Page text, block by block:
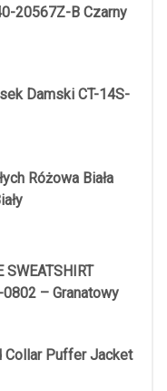
20567Z-B Czarny
Damski CT-14S-
Różowa Biała
SWEATSHIRT
– Granatowy
Collar Puffer Jacket